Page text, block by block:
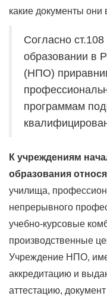
какие документы
Согласно
образовании в
(НПО)
программам
К учреждениям
образования
училища,
непрерывного
учебно-курсовые
производственные
Учреждение НПО,
аккредитацию и
аттестацию,